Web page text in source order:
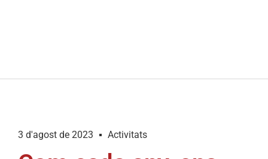
3 d'agost de 2023 Activitats